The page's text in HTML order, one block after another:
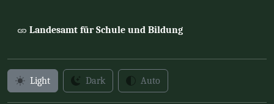
Landesamt für Schule und Bildung
Light Dark Auto